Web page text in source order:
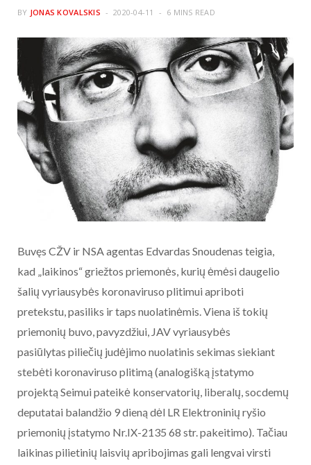
BY JONAS KOVALSKIS 2020-04-11 6 MINS READ
Buvęs CŽV ir NSA agentas Edvardas Snoudenas teigia,
kad „laikinos“ griežtos priemonės, kurių ėmėsi daugelio
šalių vyriausybės koronaviruso plitimui apriboti
pretekstu, pasiliks ir taps nuolatinėmis. Viena iš tokių
priemonių buvo, pavyzdžiui, JAV vyriausybės
pasiūlytas piliečių judėjimo nuolatinis sekimas siekiant
stebėti koronaviruso plitimą (analogišką įstatymo
projektą Seimui pateikė konservatorių, liberalų, socdemų
deputatai balandžio 9 dieną dėl LR Elektroninių ryšio
priemonių įstatymo Nr.IX-2135 68 str. pakeitimo). Tačiau
laikinas pilietinių laisvių apribojimas gali lengvai virsti